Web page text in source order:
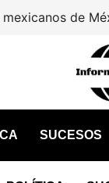
de
SUCESOS